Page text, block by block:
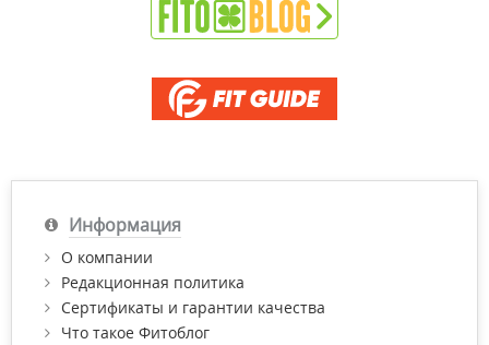
Информация
О компании
Редакционная политика
Сертификаты и гарантии качества
Что такое Фитоблог